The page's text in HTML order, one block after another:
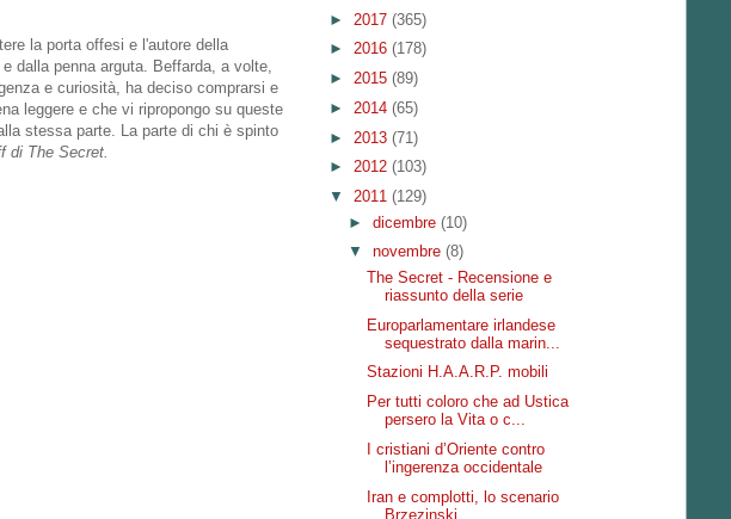
la porta offesi e l'autore della
dalla penna arguta. Beffarda, a volte,
e curiosità, ha deciso comprarsi e
leggere e che vi ripropongo su queste
stessa parte. La parte di chi è spinto
di The Secret.
► 2017 (365)
► 2016 (178)
► 2015 (89)
► 2014 (65)
► 2013 (71)
► 2012 (103)
▼ 2011 (129)
► dicembre (10)
▼ novembre (8)
The Secret - Recensione e
riassunto della serie
Europarlamentare irlandese
sequestrato dalla marin...
Stazioni H.A.A.R.P. mobili
Per tutti coloro che ad Ustica
persero la Vita o c...
I cristiani d’Oriente contro
l’ingerenza occidentale
Iran e complotti, lo scenario
Brzezinski